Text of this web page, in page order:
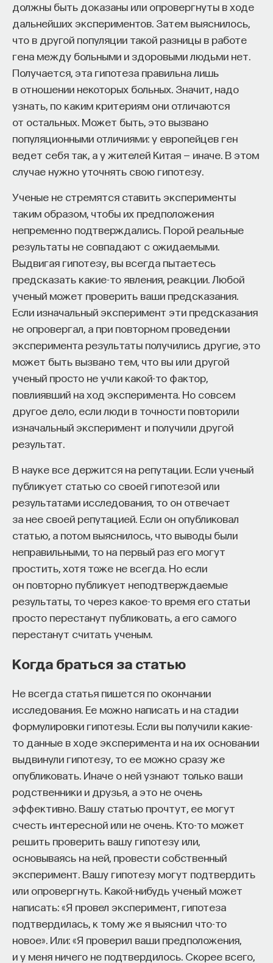
должны быть доказаны или опровергнуты в ходе
дальнейших экспериментов. Затем выяснилось,
что в другой популяции такой разницы в работе
гена между больными и здоровыми людьми нет.
Получается, эта гипотеза правильна лишь
в отношении некоторых больных. Значит, надо
узнать, по каким критериям они отличаются
от остальных. Может быть, это вызвано
популяционными отличиями: у европейцев ген
ведет себя так, а у жителей Китая — иначе. В этом
случае нужно уточнять свою гипотезу.
Ученые не стремятся ставить эксперименты
таким образом, чтобы их предположения
непременно подтверждались. Порой реальные
результаты не совпадают с ожидаемыми.
Выдвигая гипотезу, вы всегда пытаетесь
предсказать какие-то явления, реакции. Любой
ученый может проверить ваши предсказания.
Если изначальный эксперимент эти предсказания
не опровергал, а при повторном проведении
эксперимента результаты получились другие, это
может быть вызвано тем, что вы или другой
ученый просто не учли какой-то фактор,
повлиявший на ход эксперимента. Но совсем
другое дело, если люди в точности повторили
изначальный эксперимент и получили другой
результат.
В науке все держится на репутации. Если ученый
публикует статью со своей гипотезой или
результатами исследования, то он отвечает
за нее своей репутацией. Если он опубликовал
статью, а потом выяснилось, что выводы были
неправильными, то на первый раз его могут
простить, хотя тоже не всегда. Но если
он повторно публикует неподтверждаемые
результаты, то через какое-то время его статьи
просто перестанут публиковать, а его самого
перестанут считать ученым.
Когда браться за статью
Не всегда статья пишется по окончании
исследования. Ее можно написать и на стадии
формулировки гипотезы. Если вы получили какие-
то данные в ходе эксперимента и на их основании
выдвинули гипотезу, то ее можно сразу же
опубликовать. Иначе о ней узнают только ваши
родственники и друзья, а это не очень
эффективно. Вашу статью прочтут, ее могут
счесть интересной или не очень. Кто-то может
решить проверить вашу гипотезу или,
основываясь на ней, провести собственный
эксперимент. Вашу гипотезу могут подтвердить
или опровергнуть. Какой-нибудь ученый может
написать: «Я провел эксперимент, гипотеза
подтвердилась, к тому же я выяснил что-то
новое». Или: «Я проверил ваши предположения,
и у меня ничего не подтвердилось. Скорее всего,
разборчивее бакалавриат в том, кого принять,
тем более способные студенты там учатся. Если
верна гипотеза о способности департамента
принять на Ph.D. лучших студентов, то при
статистическом контроле по престижу
аспирантуры связь между селективностью
бакалавриата и престижем первой позиции
должна сильно уменьшиться или вовсе
исчезнуть. Академический здравый смысл при
этом предполагает, что престиж может
оказаться переменной, играющей важную
самостоятельную роль, в случае «мягких»
социальных и гуманитарных наук. Более
«жесткие» науки с высоким уровнем консенсуса
научной деятельности, которые помогают еще
в бакалавриате распознать научные способности.
Однако регрессии, которые проводились
отдельно для политической науки и для физики,
химии и математики, показали, что во всех
случаях влияние селективности бакалавриата
оказывает независимое, пусть и небольшое,
влияние на престиж департамента, в котором
была получена позиция. Селекция студентов
в бакалавриат происходит не самым идеальным
образом даже в случае наук вроде физики или
химии: способные студенты вовсе
не обязательно попадают только в самые
престижные аспирантуры, выпускники которых
преимущества при выходе на рынок труда.
Hargens, Lowell L. and Warren Hagstrom.1982.
"Scientific consensus and academic status
attainment patterns." Sociology of Education
55:183–96.
Baldi, Stephane.1995. "Prestige determinants of first
academic job for new sociology PhDs 1985–1992."
III. Главные факторы престижа
Справедливость суждений о том, что значение
престижа степени связано лишь с тем, что
хорошие департаменты привлекают хороших
аспирантов, можно проверить и по-другому:
посмотреть на научные достижения выпускников
аспирантур спустя некоторое время,
достаточное для того, чтобы появились научные
результаты. Тогда стоит ожидать, что
обладатели престижных степеней с большей
вероятностью окажутся хорошими
исследователями. Регрессионные модели
с их возможностями контроля разных факторов
позволяют проверить, насколько верна гипотеза
о том, что репутация департамента, который
выдал степень, определяет последующие
научные успехи выпускников.